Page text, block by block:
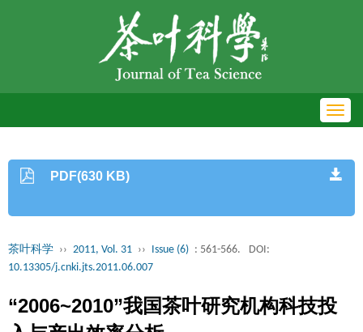
PDF(630 KB)
茶叶科学 ›› 2011, Vol. 31 ›› Issue (6) : 561-566.
DOI:
10.13305/j.cnki.jts.2011.06.007
“2006~2010”我国茶叶研究机构科技投